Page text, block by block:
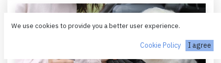
We use cookies to provide you a better user experience.
Cookie Policy I agree